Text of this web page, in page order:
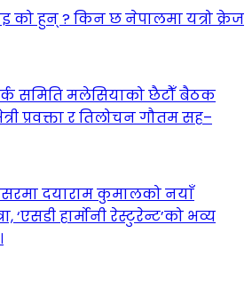
को हुन् ? किन छ नेपालमा यत्रो क्रेज
समिति मलेसियाको छैटौँ बैठक
प्रवक्ता र तिलोचन गौतम सह–
दयाराम कुमालको नयाँ
‘एसडी हार्मोनी रेस्टुरेन्ट’को भव्य